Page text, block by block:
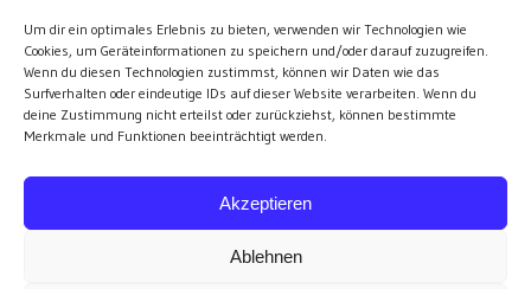
Um dir ein optimales Erlebnis zu bieten, verwenden wir Technologien wie
Cookies, um Geräteinformationen zu speichern und/oder darauf zuzugreifen.
Wenn du diesen Technologien zustimmst, können wir Daten wie das
Surfverhalten oder eindeutige IDs auf dieser Website verarbeiten. Wenn du
deine Zustimmung nicht erteilst oder zurückziehst, können bestimmte
Merkmale und Funktionen beeinträchtigt werden.
Akzeptieren
Ablehnen
Genug Eier fürs Osterkörberl?
Angst vor Inflation und Krieg
alle Artikel